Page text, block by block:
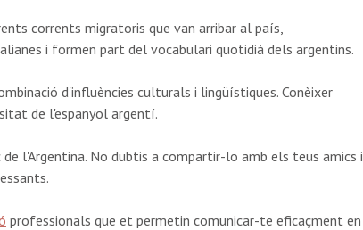
corrents migratoris que van arribar al país,
i formen part del vocabulari quotidià dels argentins.
d'influències culturals i lingüístiques. Conèixer
de l'espanyol argentí.
l'Argentina. No dubtis a compartir-lo amb els teus amics i
professionals que et permetin comunicar-te eficaçment en